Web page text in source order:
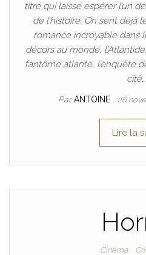
titre qui laisse espérer l’un
de l’histoire. On sent déjà
romance incroyable dans
décors au monde,
fantôme atlante, l’enquête
cité…
ParANTOINE 26
Lire la
Cinéma